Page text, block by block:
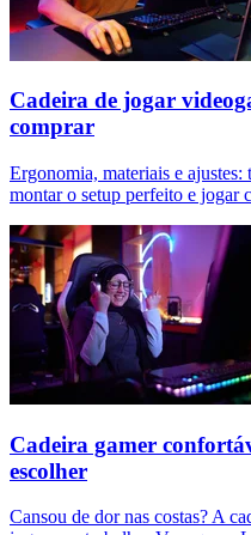
Cadeira de jogar
comprar
Ergonomia, materiais e ajustes:
montar o setup perfeito e jogar
Cadeira gamer
escolher
Cansou de dor nas costas? A